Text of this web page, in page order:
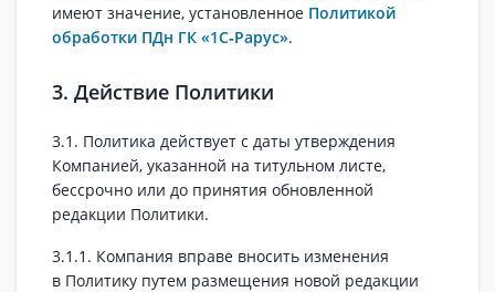
имеют значение, установленное Политикой
обработки ПДн ГК «1С‑Рарус».
3. Действие Политики
3.1. Политика действует с даты утверждения
Компанией, указанной на титульном листе,
бессрочно или до принятия обновленной
редакции Политики.
3.1.1. Компания вправе вносить изменения
в Политику путем размещения новой редакции